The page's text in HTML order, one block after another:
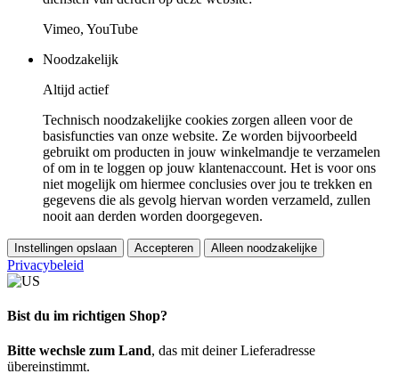
Vimeo, YouTube
Noodzakelijk
Altijd actief
Technisch noodzakelijke cookies zorgen alleen voor de
basisfuncties van onze website. Ze worden bijvoorbeeld
gebruikt om producten in jouw winkelmandje te verzamelen
of om in te loggen op jouw klantenaccount. Het is voor ons
niet mogelijk om hiermee conclusies over jou te trekken en
gegevens die als gevolg hiervan worden verzameld, zullen
nooit aan derden worden doorgegeven.
Instellingen opslaan Accepteren Alleen noodzakelijke
Privacybeleid
Bist du im richtigen Shop?
Bitte wechsle zum Land, das mit deiner Lieferadresse
übereinstimmt.